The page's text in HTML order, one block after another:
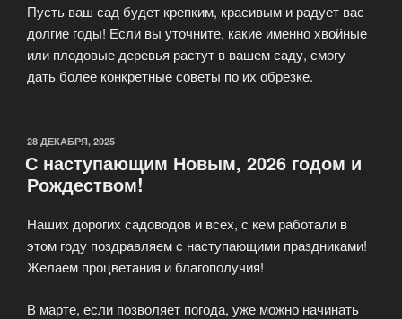
Пусть ваш сад будет крепким, красивым и радует вас
долгие годы! Если вы уточните, какие именно хвойные
или плодовые деревья растут в вашем саду, смогу
дать более конкретные советы по их обрезке.
ОПУБЛИКОВАНО
28 ДЕКАБРЯ, 2025
С наступающим Новым, 2026 годом и
Рождеством!
Наших дорогих садоводов и всех, с кем работали в
этом году поздравляем с наступающими праздниками!
Желаем процветания и благополучия!
В марте, если позволяет погода, уже можно начинать